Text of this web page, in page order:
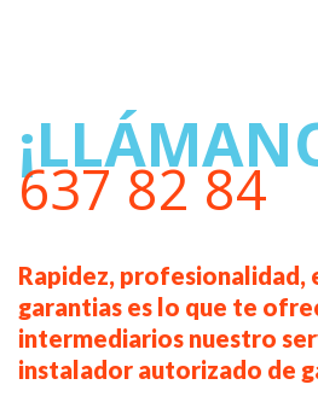
637 82 84
Rapidez, profesionalidad,
garantias es lo que te
intermediarios nuestro
instalador autorizado de